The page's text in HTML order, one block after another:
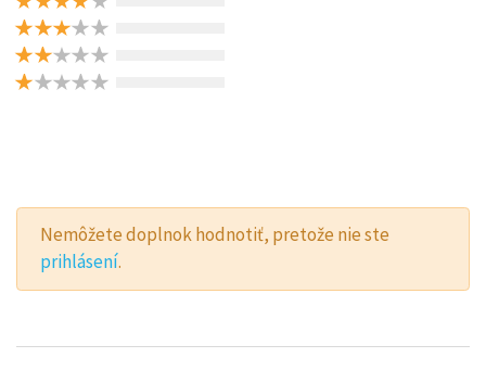
Nemôžete doplnok hodnotiť, pretože nie ste
prihlásení.